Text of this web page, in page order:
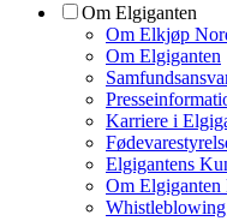
Om Elgiganten
Om Elkjøp
Om Elgiganten
Karriere i
Elgigantens
Om Elgiganten